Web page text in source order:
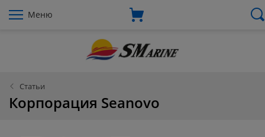
Меню
Статьи
Корпорация Seanovo